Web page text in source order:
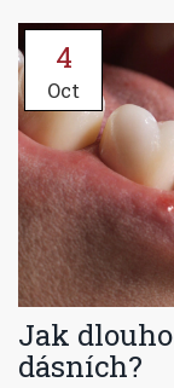
4
Oct
Jak
dásních?